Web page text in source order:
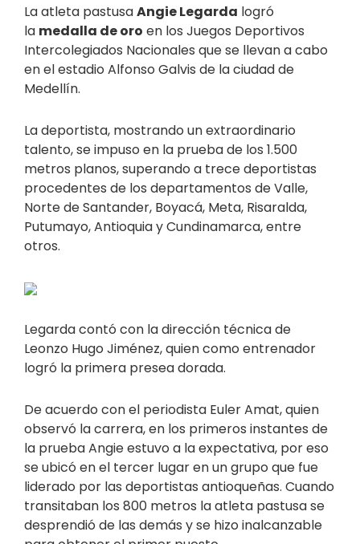
La atleta pastusaAngie Legarda logró
la medalla de oro en los Juegos Deportivos
Intercolegiados Nacionales que se llevan a cabo
en el estadio Alfonso Galvis de la ciudad de
Medellín.
La deportista, mostrando un extraordinario
talento, se impuso en la prueba de los 1.500
metros planos, superando a trece deportistas
procedentes de los departamentos de Valle,
Norte de Santander, Boyacá, Meta, Risaralda,
Putumayo, Antioquia y Cundinamarca, entre
otros.
Legarda contó con la dirección técnica de
Leonzo Hugo Jiménez, quien como entrenador
logró la primera presea dorada.
De acuerdo con el periodista Euler Amat, quien
observó la carrera, en los primeros instantes de
la prueba Angie estuvo a la expectativa, por eso
se ubicó en el tercer lugar en un grupo que fue
liderado por las deportistas antioqueñas. Cuando
transitaban los 800 metros la atleta pastusa se
desprendió de las demás y se hizo inalcanzable